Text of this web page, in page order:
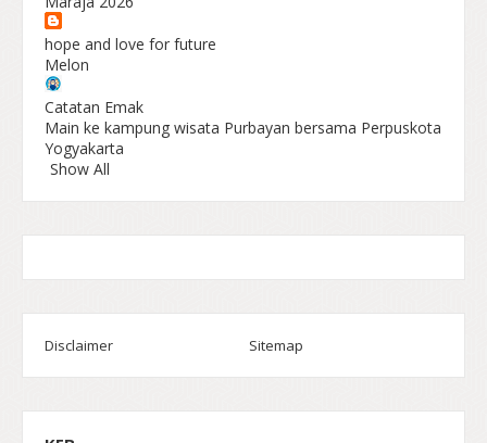
hope and love for future
Melon
Catatan Emak
Main ke kampung wisata Purbayan bersama Perpuskota
Yogyakarta
Show All
Disclaimer Sitemap